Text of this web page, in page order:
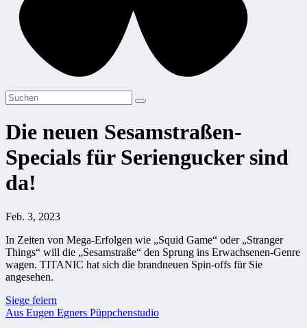
Die neuen Sesamstraßen-
Specials für Seriengucker sind
da!
Feb. 3, 2023
In Zeiten von Mega-Erfolgen wie „Squid Game“ oder „Stranger
Things“ will die „Sesamstraße“ den Sprung ins Erwachsenen-Genre
wagen. TITANIC hat sich die brandneuen Spin-offs für Sie
angesehen.
Beitragsnavigation
Siege feiern
Aus Eugen Egners Püppchenstudio